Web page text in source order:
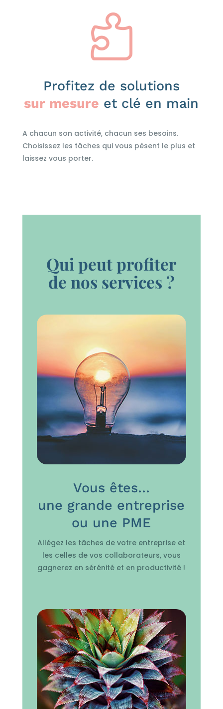

Profitez de solutions
sur mesure et clé en main
A chacun son activité, chacun ses besoins.
Choisissez les tâches qui vous pèsent le plus et
laissez vous porter.
Qui peut profiter
de nos services ?
Vous êtes…
une grande entreprise
ou une PME
Allégez les tâches de votre entreprise et
les celles de vos collaborateurs, vous
gagnerez en sérénité et en productivité !